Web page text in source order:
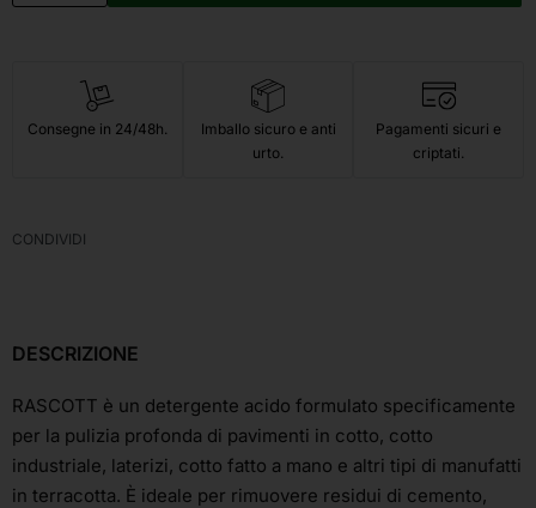
Consegne in 24/48h.
Imballo sicuro e anti
urto.
Pagamenti sicuri e
criptati.
CONDIVIDI
DESCRIZIONE
RASCOTT è un detergente acido formulato specificamente
per la pulizia profonda di pavimenti in cotto, cotto
industriale, laterizi, cotto fatto a mano e altri tipi di manufatti
in terracotta. È ideale per rimuovere residui di cemento,